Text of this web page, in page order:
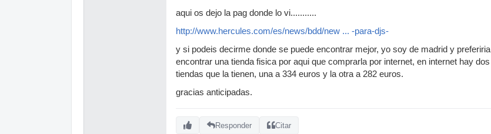
aqui os dejo la pag donde lo vi...........
http://www.hercules.com/es/news/bdd/new ... -para-djs-
y si podeis decirme donde se puede encontrar mejor, yo soy de madrid y preferiria
encontrar una tienda fisica por aqui que comprarla por internet, en internet hay dos
tiendas que la tienen, una a 334 euros y la otra a 282 euros.
gracias anticipadas.
Responder Citar